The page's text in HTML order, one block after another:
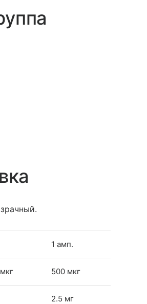
1 амп.
500 мкг
2.5 мг